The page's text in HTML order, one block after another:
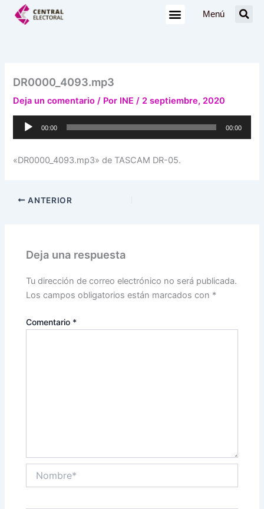
Menú
DR0000_4093.mp3
Deja un comentario / Por INE/ 2 septiembre, 2020
Reproductor
00:00 00:00
«DR0000_4093.mp3» de TASCAM DR-05.
ANTERIOR
Deja una respuesta
Tu dirección de correo electrónico no será publicada.
Los campos obligatorios están marcados con *
Comentario *